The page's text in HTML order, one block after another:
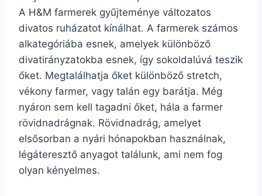
A H&M farmerek gyűjteménye változatos
divatos ruházatot kínálhat. A farmerek számos
alkategóriába esnek, amelyek különböző
divatirányzatokba esnek, így sokoldalúvá teszik
őket. Megtalálhatja őket különböző stretch,
vékony farmer, vagy talán egy barátja. Még
nyáron sem kell tagadni őket, hála a farmer
rövidnadrágnak. Rövidnadrág, amelyet
elsősorban a nyári hónapokban használnak,
légáteresztő anyagot találunk, ami nem fog
olyan kényelmes.